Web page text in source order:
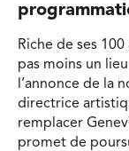
Riche de ses
pas moins un
l’annonce de la
directrice
remplacer
promet de